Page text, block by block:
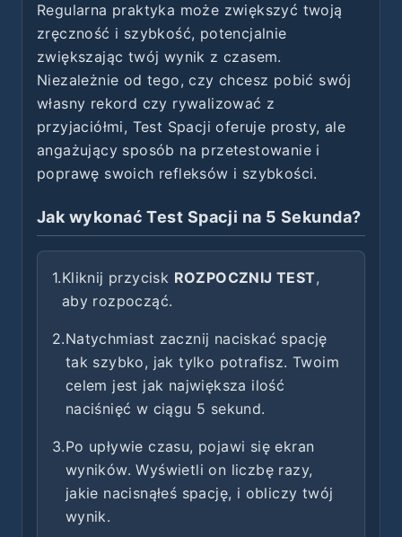
Regularna praktyka może zwiększyć twoją
zręczność i szybkość, potencjalnie
zwiększając twój wynik z czasem.
Niezależnie od tego, czy chcesz pobić swój
własny rekord czy rywalizować z
przyjaciółmi, Test Spacji oferuje prosty, ale
angażujący sposób na przetestowanie i
poprawę swoich refleksów i szybkości.
Jak wykonać Test Spacji na 5 Sekunda?
1.Kliknij przycisk ROZPOCZNIJ TEST,
aby rozpocząć.
2.Natychmiast zacznij naciskać spację
tak szybko, jak tylko potrafisz. Twoim
celem jest jak największa ilość
naciśnięć w ciągu 5 sekund.
3.Po upływie czasu, pojawi się ekran
wyników. Wyświetli on liczbę razy,
jakie nacisnąłeś spację, i obliczy twój
wynik.